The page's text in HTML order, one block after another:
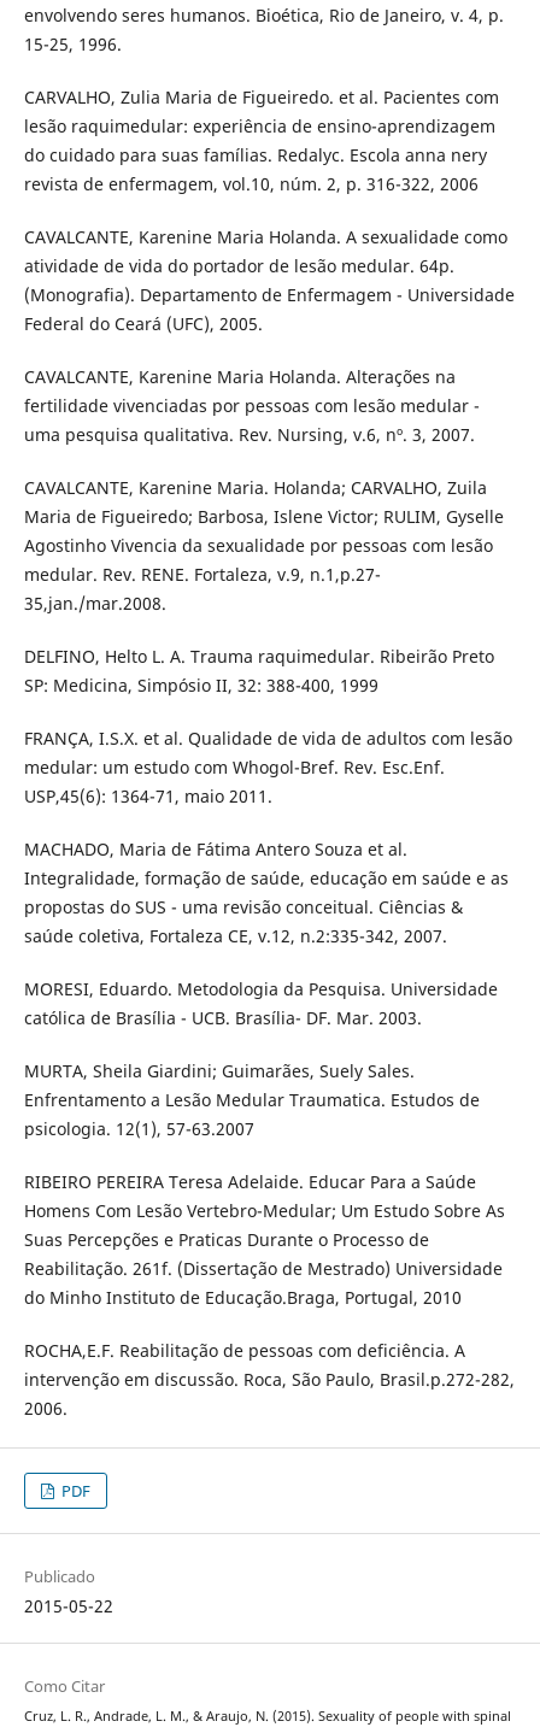
envolvendo seres humanos. Bioética, Rio de Janeiro, v. 4, p.
15-25, 1996.
CARVALHO, Zulia Maria de Figueiredo. et al. Pacientes com
lesão raquimedular: experiência de ensino-aprendizagem
do cuidado para suas famílias. Redalyc. Escola anna nery
revista de enfermagem, vol.10, núm. 2, p. 316-322, 2006
CAVALCANTE, Karenine Maria Holanda. A sexualidade como
atividade de vida do portador de lesão medular. 64p.
(Monografia). Departamento de Enfermagem - Universidade
Federal do Ceará (UFC), 2005.
CAVALCANTE, Karenine Maria Holanda. Alterações na
fertilidade vivenciadas por pessoas com lesão medular -
uma pesquisa qualitativa. Rev. Nursing, v.6, nº. 3, 2007.
CAVALCANTE, Karenine Maria. Holanda; CARVALHO, Zuila
Maria de Figueiredo; Barbosa, Islene Victor; RULIM, Gyselle
Agostinho Vivencia da sexualidade por pessoas com lesão
medular. Rev. RENE. Fortaleza, v.9, n.1,p.27-
35,jan./mar.2008.
DELFINO, Helto L. A. Trauma raquimedular. Ribeirão Preto
SP: Medicina, Simpósio II, 32: 388-400, 1999
FRANÇA, I.S.X. et al. Qualidade de vida de adultos com lesão
medular: um estudo com Whogol-Bref. Rev. Esc.Enf.
USP,45(6): 1364-71, maio 2011.
MACHADO, Maria de Fátima Antero Souza et al.
Integralidade, formação de saúde, educação em saúde e as
propostas do SUS - uma revisão conceitual. Ciências &
saúde coletiva, Fortaleza CE, v.12, n.2:335-342, 2007.
MORESI, Eduardo. Metodologia da Pesquisa. Universidade
católica de Brasília - UCB. Brasília- DF. Mar. 2003.
MURTA, Sheila Giardini; Guimarães, Suely Sales.
Enfrentamento a Lesão Medular Traumatica. Estudos de
psicologia. 12(1), 57-63.2007
RIBEIRO PEREIRA Teresa Adelaide. Educar Para a Saúde
Homens Com Lesão Vertebro-Medular; Um Estudo Sobre As
Suas Percepções e Praticas Durante o Processo de
Reabilitação. 261f. (Dissertação de Mestrado) Universidade
do Minho Instituto de Educação.Braga, Portugal, 2010
ROCHA,E.F. Reabilitação de pessoas com deficiência. A
intervenção em discussão. Roca, São Paulo, Brasil.p.272-282,
2006.
PDF
Publicado
2015-05-22
Como Citar
Cruz, L. R., Andrade, L. M., & Araujo, N. (2015). Sexuality of people with spinal